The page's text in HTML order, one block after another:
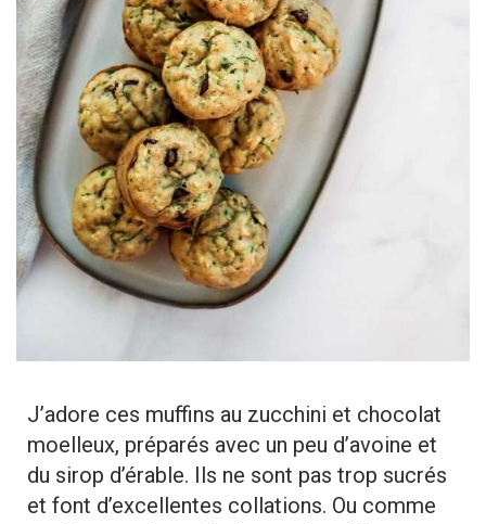
J’adore ces muffins au zucchini et chocolat
moelleux, préparés avec un peu d’avoine et
du sirop d’érable. Ils ne sont pas trop sucrés
et font d’excellentes collations. Ou comme